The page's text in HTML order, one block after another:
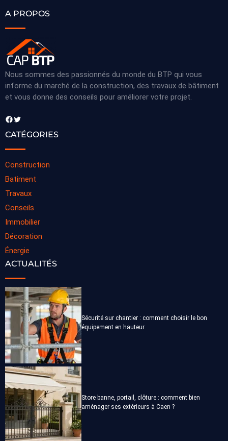
A PROPOS
Nous sommes des passionnés du monde du BTP qui vous
informe du marché de la construction, des travaux de bâtiment
et vous donne des conseils pour améliorer votre projet.
Facebook Twitter
CATÉGORIES
Construction
Batiment
Travaux
Conseils
Immobilier
Décoration
Énergie
ACTUALITÉS
Sécurité sur chantier : comment choisir le bon
équipement en hauteur
Store banne, portail, clôture : comment bien
aménager ses extérieurs à Caen ?